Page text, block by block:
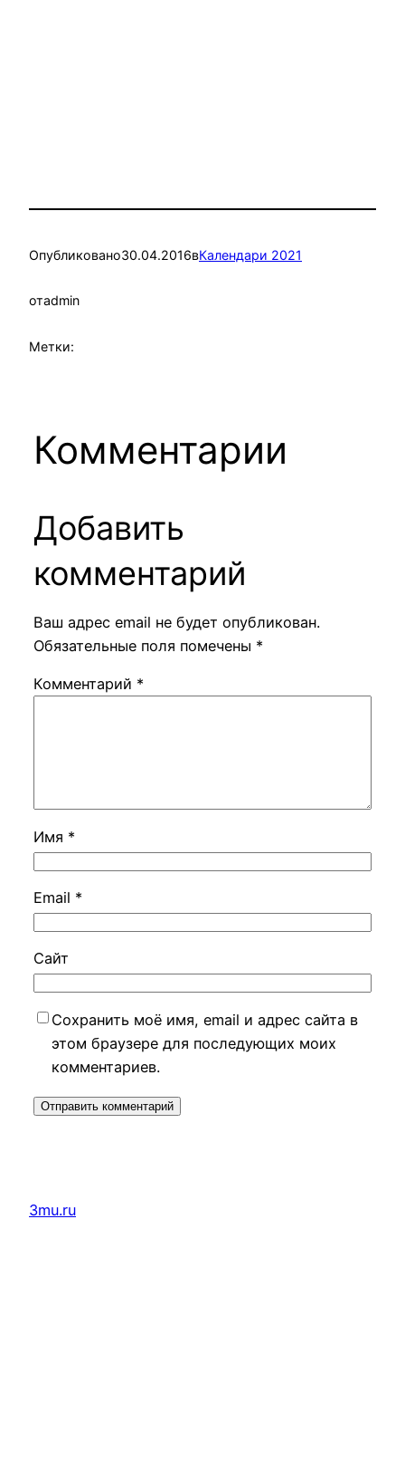
Опубликовано30.04.2016вКалендари 2021
отadmin
Метки:
Комментарии
Добавить
комментарий
Ваш адрес email не будет опубликован.
Обязательные поля помечены *
Комментарий *
Имя *
Email *
Сайт
Сохранить моё имя, email и адрес сайта в
этом браузере для последующих моих
комментариев.
3mu.ru